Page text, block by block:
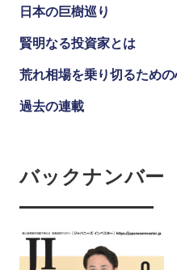
日本の巨樹巡り
賢明なる投資家とは
荒れ相場を乗り切るため
過去の連載
バックナンバー